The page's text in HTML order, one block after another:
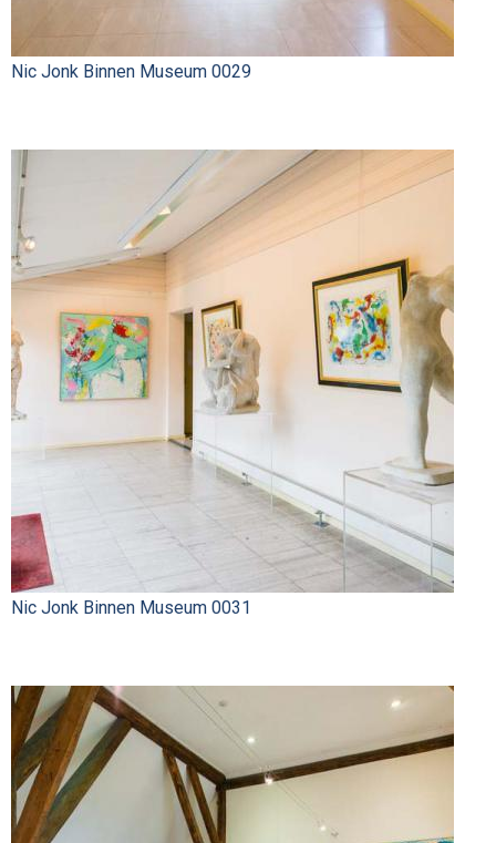
Nic Jonk Binnen Museum 0029
Nic Jonk Binnen Museum 0031